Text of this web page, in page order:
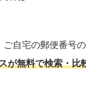
自宅の郵便番号
が無料で検索・比